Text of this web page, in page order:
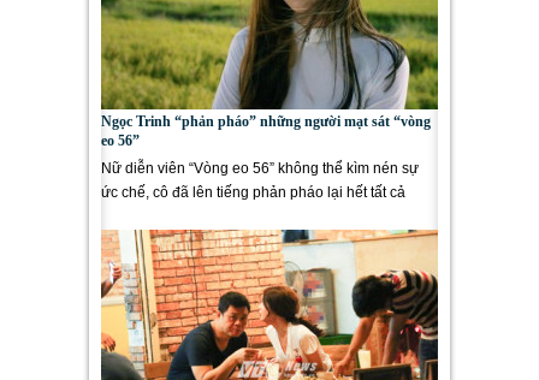
Ngọc Trinh “phản pháo” những người mạt sát “vòng
eo 56”
Nữ diễn viên “Vòng eo 56” không thể kìm nén sự
ức chế, cô đã lên tiếng phản pháo lại hết tất cả